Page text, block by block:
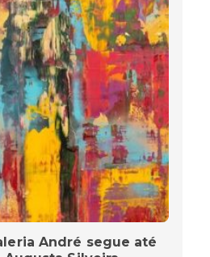
André segue até